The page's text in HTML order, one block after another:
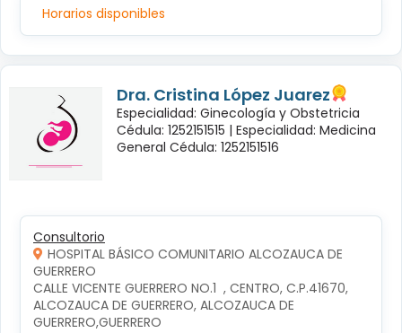
Horarios disponibles
Dra. Cristina López Juarez
Especialidad: Ginecología y Obstetricia
Cédula: 1252151515 | Especialidad: Medicina
General Cédula: 1252151516
Consultorio
HOSPITAL BÁSICO COMUNITARIO ALCOZAUCA DE
GUERRERO
CALLE VICENTE GUERRERO NO.1  , CENTRO, C.P.41670,
ALCOZAUCA DE GUERRERO, ALCOZAUCA DE
GUERRERO,GUERRERO